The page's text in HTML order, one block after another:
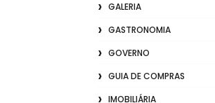
GALERIA
GASTRONOMIA
GOVERNO
GUIA DE COMPRAS
IMOBILIÁRIA